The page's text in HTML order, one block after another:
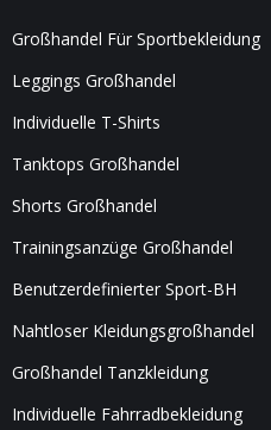
Großhandel Für Sportbekleidung
Leggings Großhandel
Individuelle T-Shirts
Tanktops Großhandel
Shorts Großhandel
Trainingsanzüge Großhandel
Benutzerdefinierter Sport-BH
Nahtloser Kleidungsgroßhandel
Großhandel Tanzkleidung
Individuelle Fahrradbekleidung